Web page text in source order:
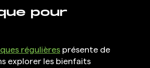
pour
régulières présente de
explorer les bienfaits